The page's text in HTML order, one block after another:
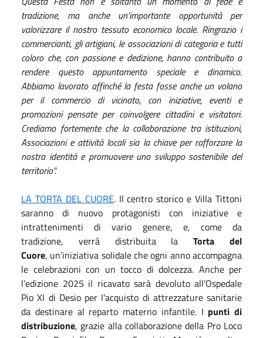
tradizione, ma anche un’importante opportunità per
valorizzare il nostro tessuto economico locale. Ringrazio i
commercianti, gli artigiani, le associazioni di categoria e tutti
coloro che, con passione e dedizione, hanno contribuito a
rendere questo appuntamento speciale e dinamico.
Abbiamo lavorato affinché la festa fosse anche un volano
per il commercio di vicinato, con iniziative, eventi e
promozioni pensate per coinvolgere cittadini e visitatori.
Crediamo fortemente che la collaborazione tra istituzioni,
Associazioni e attività locali sia la chiave per rafforzare la
nostra identità e promuovere uno sviluppo sostenibile del
territorio”.
LA TORTA DEL CUORE. Il centro storico e Villa Tittoni
saranno di nuovo protagonisti con iniziative e
intrattenimenti di vario genere, e, come da
tradizione, verrà distribuita laTorta del
Cuore, un’iniziativa solidale che ogni anno accompagna
le celebrazioni con un tocco di dolcezza. Anche per
l’edizione 2025 il ricavato sarà devoluto all’Ospedale
Pio XI di Desio per l'acquisto di attrezzature sanitarie
da destinare al reparto materno infantile. I punti di
distribuzione, grazie alla collaborazione della Pro Loco